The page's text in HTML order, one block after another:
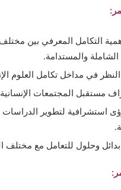
:
التكامل المعرفي بين
الشاملة والمستدامة.
في مداخل تكامل العلوم
مستقبل المجتمعات
استشرافية لتطوير الدراسات
بدائل وحلول للتعامل مع مختلف
: